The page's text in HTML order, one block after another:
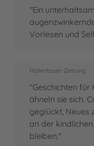
"Ein
Vorlesen und
Hallertauer Zeitung
"Geschichten für
ähneln sie sich.
geglückt, Neues
an der
bleiben."